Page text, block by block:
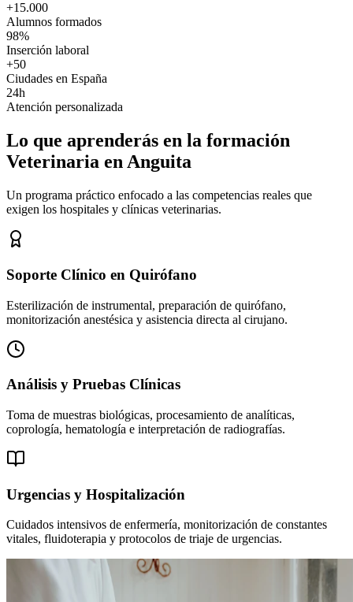
+15.000
Alumnos formados
98%
Inserción laboral
+50
Ciudades en España
24h
Atención personalizada
Lo que aprenderás en la formación
Veterinaria en Anguita
Un programa práctico enfocado a las competencias reales que
exigen los hospitales y clínicas veterinarias.
Soporte Clínico en Quirófano
Esterilización de instrumental, preparación de quirófano,
monitorización anestésica y asistencia directa al cirujano.
Análisis y Pruebas Clínicas
Toma de muestras biológicas, procesamiento de analíticas,
coprología, hematología e interpretación de radiografías.
Urgencias y Hospitalización
Cuidados intensivos de enfermería, monitorización de constantes
vitales, fluidoterapia y protocolos de triaje de urgencias.